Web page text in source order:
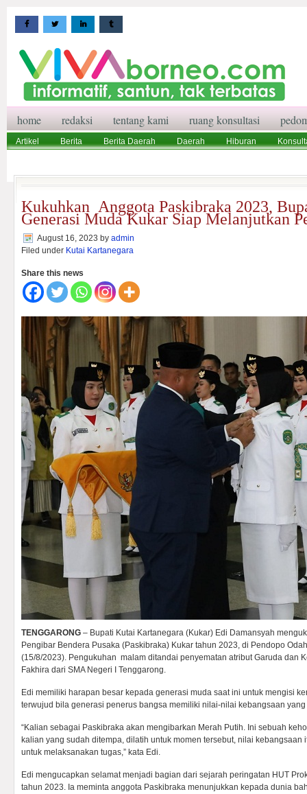
home redaksi tentang kami ruang konsultasi
Artikel Berita Berita Daerah Daerah Hiburan
Kukuhkan Anggota Paskibraka 2023,
Generasi Muda Kukar Siap Melanjutkan
August 16, 2023 by admin
Filed under Kutai Kartanegara
Share this news
TENGGARONG – Bupati Kutai Kartanegara (Kukar) Edi Damansyah
Pengibar Bendera Pusaka (Paskibraka) Kukar tahun 2023, di Pendopo
(15/8/2023). Pengukuhan malam ditandai penyematan atribut Garuda dan
Fakhira dari SMA Negeri I Tenggarong.
Edi memiliki harapan besar kepada generasi muda saat ini untuk mengisi
terwujud bila generasi penerus bangsa memiliki nilai-nilai kebangsaan
“Kalian sebagai Paskibraka akan mengibarkan Merah Putih. Ini sebuah
kalian yang sudah ditempa, dilatih untuk momen tersebut, nilai kebangsaan
untuk melaksanakan tugas,” kata Edi.
Edi mengucapkan selamat menjadi bagian dari sejarah peringatan HUT
tahun 2023. Ia meminta anggota Paskibraka menunjukkan kepada dunia